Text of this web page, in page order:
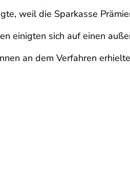
weil die Sparkasse
einigten sich auf einen
an dem Verfahren